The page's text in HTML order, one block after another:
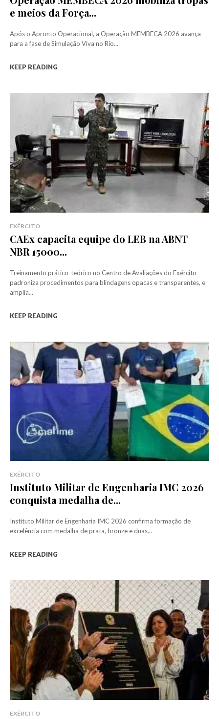
e meios da Força...
Após o Apronto Operacional, a Operação MEMBECA 2026 avança
para a fase de Simulação Viva no Rio...
KEEP READING
EXÉRCITO
CAEx capacita equipe do LEB na ABNT
NBR 15000...
Treinamento prático-teórico no Centro de Avaliações do Exército
padroniza procedimentos para blindagens opacas e transparentes, e
amplia...
KEEP READING
EXÉRCITO
Instituto Militar de Engenharia IMC 2026
conquista medalha de...
Instituto Militar de Engenharia IMC 2026 confirma formação de
excelência com medalha de prata, bronze e duas...
KEEP READING
EXÉRCITO